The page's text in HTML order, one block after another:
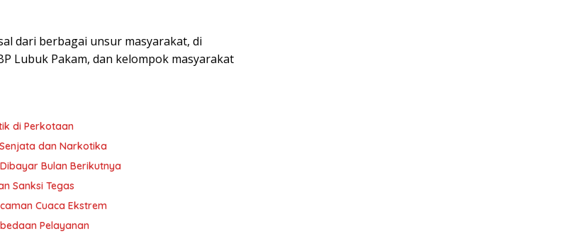
dari berbagai unsur masyarakat, di
Lubuk Pakam, dan kelompok masyarakat
di Perkotaan
dan Narkotika
Bulan Berikutnya
Sanksi Tegas
Cuaca Ekstrem
Pelayanan